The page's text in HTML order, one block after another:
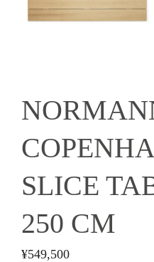
SLICE
250 CM
¥549,500